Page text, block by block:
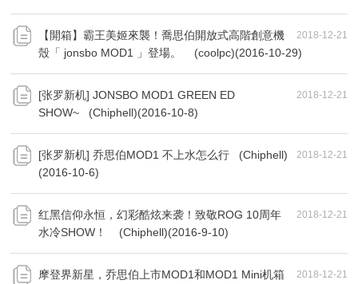
2018-12-21
【開箱】霸王美姬來襲！喬思伯開放式高階創意機
殼「 jonsbo MOD1 」登場。 (coolpc)(2016-10-29)
2018-12-21
[张罗新机] JONSBO MOD1 GREEN ED
SHOW~ (Chiphell)(2016-10-8)
2018-12-21
[张罗新机] 乔思伯MOD1 不上水怎么行 (Chiphell)
(2016-10-6)
2018-12-21
红黑信仰永恒，幻彩酷炫来袭！致敬ROG 10周年
水冷SHOW！ (Chiphell)(2016-9-10)
2018-12-21
摩登界新星，乔思伯上市MOD1和MOD1 Mini机箱